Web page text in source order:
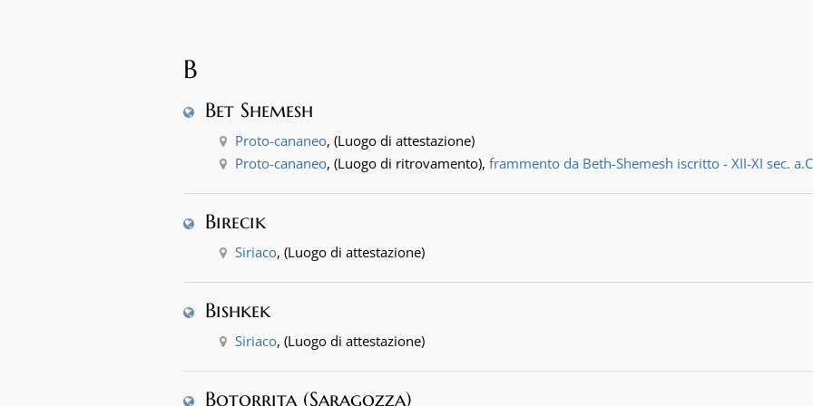
B
Bet Shemesh
Proto-cananeo, (Luogo di attestazione)
Proto-cananeo, (Luogo di ritrovamento), frammento da Beth-Shemesh iscritto - XII-XI sec.
Birecik
Siriaco, (Luogo di attestazione)
Bishkek
Siriaco, (Luogo di attestazione)
Botorrita (Saragozza)